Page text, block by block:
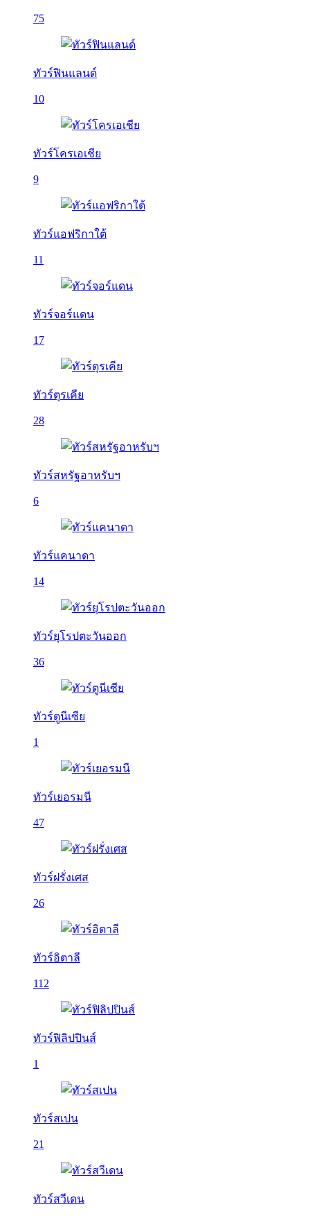
75
ทัวร์ฟินแลนด์
10
ทัวร์โครเอเชีย
9
ทัวร์แอฟริกาใต้
11
ทัวร์จอร์แดน
17
ทัวร์ตุรเคีย
28
ทัวร์สหรัฐอาหรับฯ
6
ทัวร์แคนาดา
14
ทัวร์ยุโรปตะวันออก
36
ทัวร์ตูนีเซีย
1
ทัวร์เยอรมนี
47
ทัวร์ฝรั่งเศส
26
ทัวร์อิตาลี
112
ทัวร์ฟิลิปปินส์
1
ทัวร์สเปน
21
ทัวร์สวีเดน